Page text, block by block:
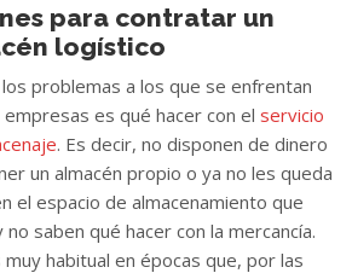
para contratar un
logístico
problemas a los que se enfrentan
empresas es qué hacer con el servicio
. Es decir, no disponen de dinero
un almacén propio o ya no les queda
el espacio de almacenamiento que
no saben qué hacer con la mercancía.
habitual en épocas que, por las